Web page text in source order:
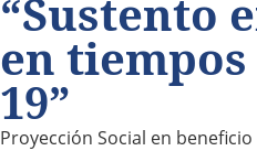
“Sustento
en tiempos
19”
Proyección Social en